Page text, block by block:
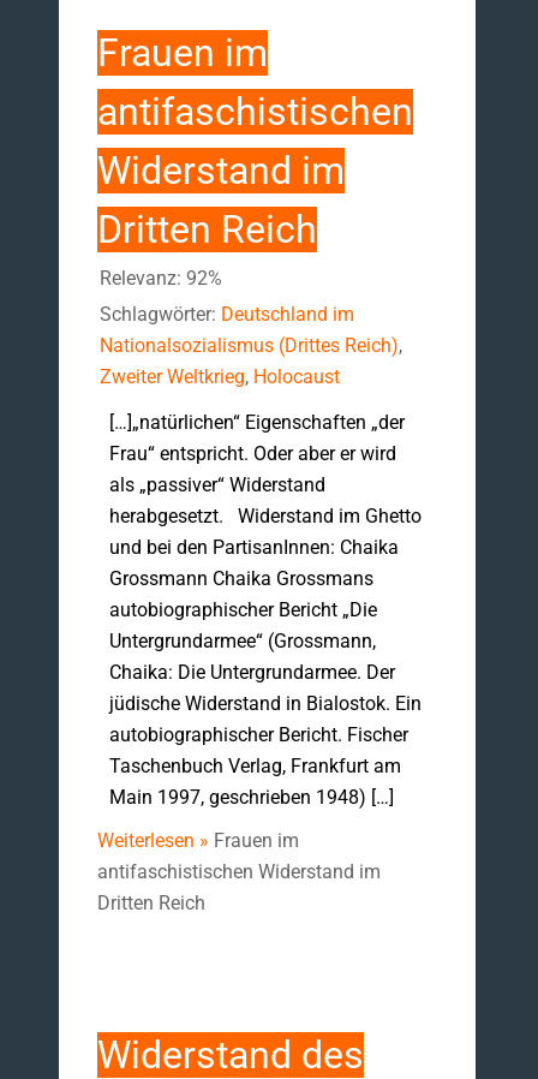
Frauen im
antifaschistischen
Widerstand im
Dritten Reich
Relevanz: 92%
Schlagwörter: Deutschland im
Nationalsozialismus (Drittes Reich),
Zweiter Weltkrieg, Holocaust
[…]„natürlichen“ Eigenschaften „der
Frau“ entspricht. Oder aber er wird
als „passiver“ Widerstand
herabgesetzt. Widerstand im Ghetto
und bei den PartisanInnen: Chaika
Grossmann Chaika Grossmans
autobiographischer Bericht „Die
Untergrundarmee“ (Grossmann,
Chaika: Die Untergrundarmee. Der
jüdische Widerstand in Bialostok. Ein
autobiographischer Bericht. Fischer
Taschenbuch Verlag, Frankfurt am
Main 1997, geschrieben 1948) […]
Weiterlesen » Frauen im
antifaschistischen Widerstand im
Dritten Reich
Widerstand des